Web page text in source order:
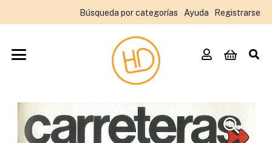
Búsqueda por categorías Ayuda Registrarse